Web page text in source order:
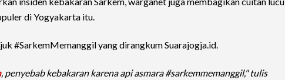
di Yogyakarta itu.
#SarkemMemanggil yang dirangkum Suarajogja.id.
, penyebab kebakaran karena api asmara #sarkemmemanggil," tulis